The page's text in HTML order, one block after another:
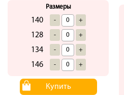
Размеры
140 - +
128 - +
134 - +
146 - +
Купить